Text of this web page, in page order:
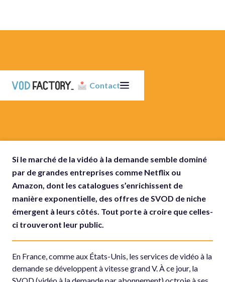
Contact
Si le marché de la vidéo à la demande semble dominé
par de grandes entreprises comme Netflix ou
Amazon, dont les catalogues s’enrichissent de
manière exponentielle, des offres de SVOD de niche
émergent à leurs côtés. Tout porte à croire que celles-
ci trouveront leur public.
En France, comme aux États-Unis, les services de vidéo à la
demande se développent à vitesse grand V. À ce jour, la